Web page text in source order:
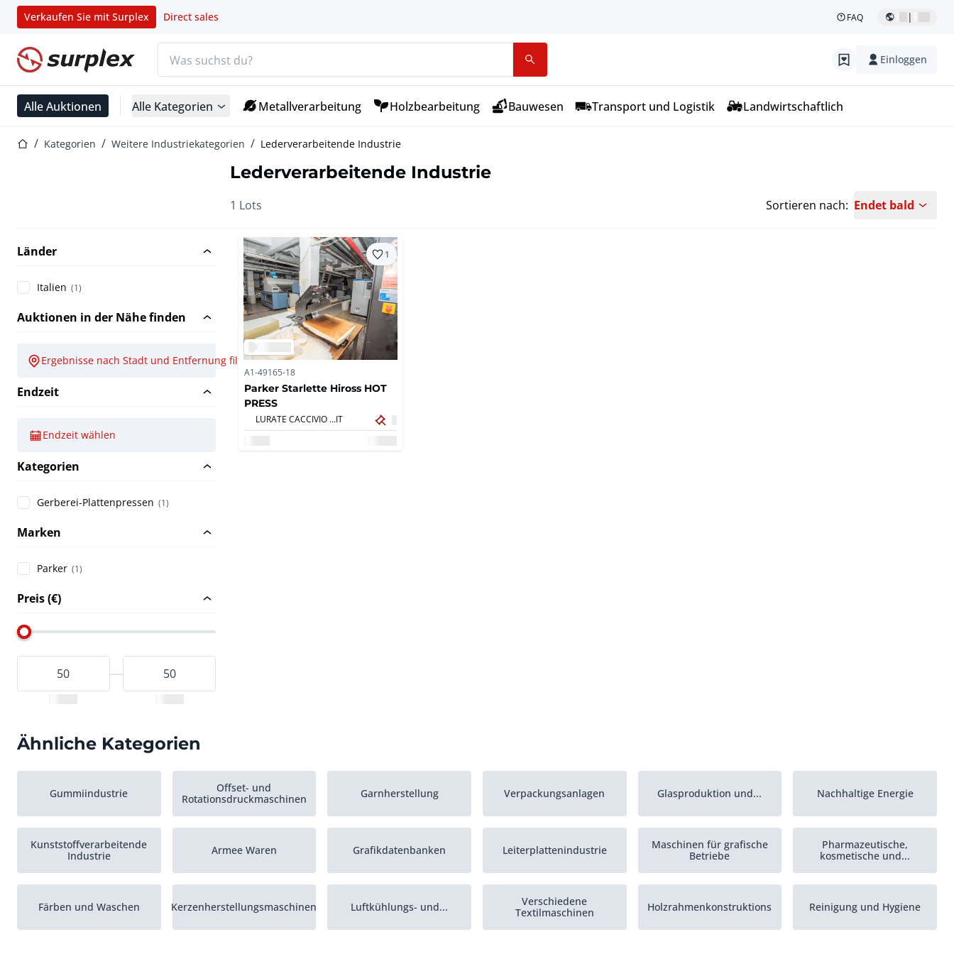
Verkaufen Sie mit Surplex Direct sales FAQ |
Startseite Einloggen
Alle Auktionen Alle Kategorien Metallverarbeitung Holzbearbeitung Bauwesen Transport und Logistik Landwirtschaftlich
StartseiteKategorien Weitere Industriekategorien Lederverarbeitende Industrie
Lederverarbeitende Industrie
1 Lots Sortieren nach: Endet bald
Länder
Italien (1)
Auktionen in der Nähe finden
Ergebnisse nach Stadt und Entfernung filtern
Endzeit
Endzeit wählen
Kategorien
Gerberei-Plattenpressen (1)
Marken
Parker (1)
Preis (€)
1
A1-49165-18
Parker Starlette Hiross HOT
PRESS
LURATE CACCIVIO (CO),IT
Ähnliche Kategorien
Gummiindustrie
Offset- und
Rotationsdruckmaschinen
Garnherstellung Verpackungsanlagen Glasproduktion und... Nachhaltige Energie
Kunststoffverarbeitende
Industrie
Armee Waren Grafikdatenbanken Leiterplattenindustrie
Maschinen für grafische
Betriebe
Pharmazeutische,
kosmetische und...
Färben und Waschen Kerzenherstellungsmaschinen Luftkühlungs- und...
Verschiedene
Textilmaschinen
Holzrahmenkonstruktions Reinigung und Hygiene